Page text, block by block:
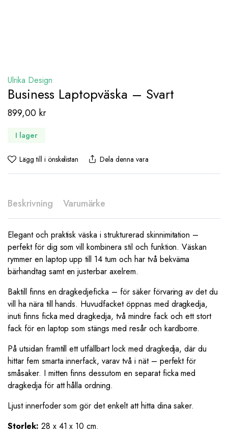
Ulrika Design
Business Laptopväska – Svart
899,00 kr
I lager
Lägg till i önskelistan Dela denna vara
Beskrivning Varumärke
Elegant och praktisk väska i strukturerad skinnimitation –
perfekt för dig som vill kombinera stil och funktion. Väskan
rymmer en laptop upp till 14 tum och har två bekväma
bärhandtag samt en justerbar axelrem.
Baktill finns en dragkedjeficka – för säker förvaring av det du
vill ha nära till hands. Huvudfacket öppnas med dragkedja,
inuti finns ficka med dragkedja, två mindre fack och ett stort
fack för en laptop som stängs med resår och kardborre.
På utsidan framtill ett utfällbart lock med dragkedja, där du
hittar fem smarta innerfack, varav två i nät – perfekt för
småsaker. I mitten finns dessutom en separat ficka med
dragkedja för att hålla ordning.
Ljust innerfoder som gör det enkelt att hitta dina saker.
Storlek: 28 x 41 x 10 cm.